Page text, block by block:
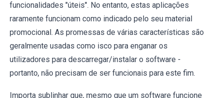
funcionalidades "úteis". No entanto, estas aplicações
raramente funcionam como indicado pelo seu material
promocional. As promessas de várias características são
geralmente usadas como isco para enganar os
utilizadores para descarregar/instalar o software -
portanto, não precisam de ser funcionais para este fim.
Importa sublinhar que, mesmo que um software funcione